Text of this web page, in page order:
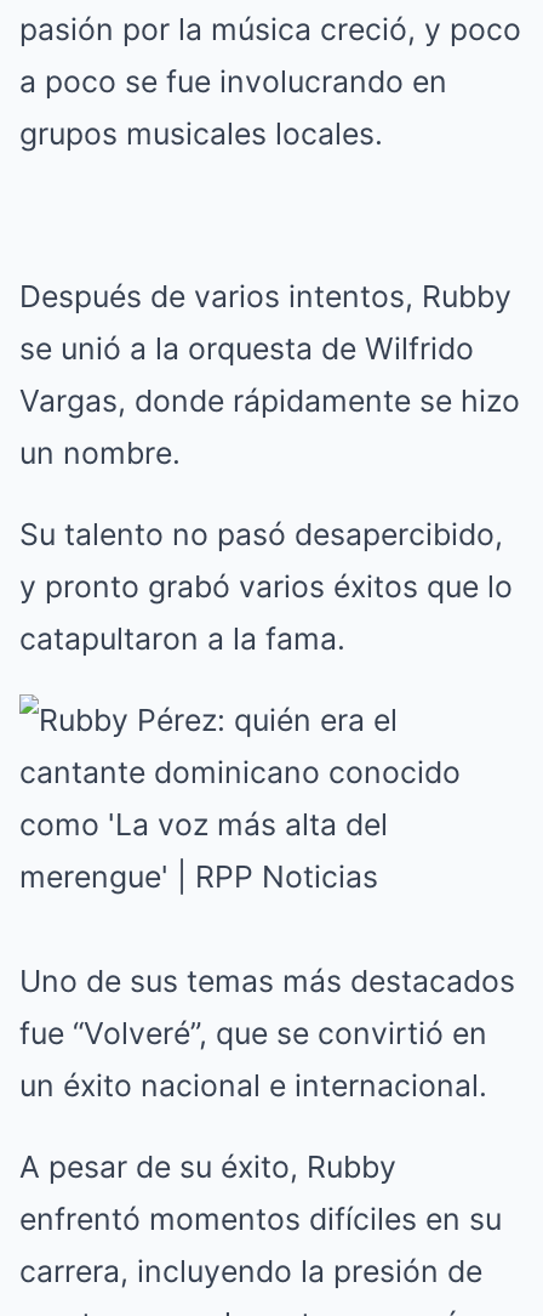
pasión por la música creció, y poco
a poco se fue involucrando en
grupos musicales locales.
Después de varios intentos, Rubby
se unió a la orquesta de Wilfrido
Vargas, donde rápidamente se hizo
un nombre.
Su talento no pasó desapercibido,
y pronto grabó varios éxitos que lo
catapultaron a la fama.
Uno de sus temas más destacados
fue “Volveré”, que se convirtió en
un éxito nacional e internacional.
A pesar de su éxito, Rubby
enfrentó momentos difíciles en su
carrera, incluyendo la presión de